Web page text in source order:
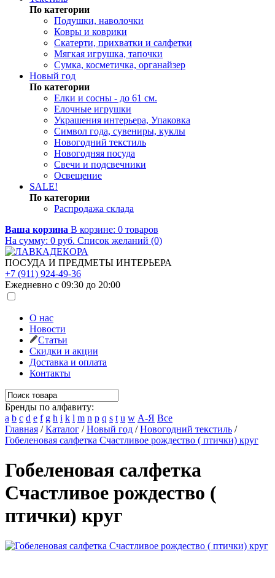
По категории
Подушки, наволочки
Ковры и коврики
Скатерти, прихватки и салфетки
Мягкая игрушка, тапочки
Сумка, косметичка, органайзер
Новый год
По категории
Елки и сосны - до 61 см.
Елочные игрушки
Украшения интерьера, Упаковка
Символ года, сувениры, куклы
Новогодний текстиль
Новогодняя посуда
Свечи и подсвечники
Освещение
SALE!
По категории
Распродажа склада
Ваша корзина В корзине: 0 товаров
На сумму: 0 руб. Список желаний (0)
ПОСУДА И ПРЕДМЕТЫ ИНТЕРЬЕРА
+7 (911) 924-49-36
Ежедневно с 09:30 до 20:00
О нас
Новости
Статьи
Скидки и акции
Доставка и оплата
Контакты
Бренды по алфавиту:
a b c d e f g h i k l m n p q s t u w А-Я Все
Главная /Каталог /Новый год /Новогодний текстиль /
Гобеленовая салфетка Счастливое рождество ( птички) круг
Гобеленовая салфетка
Счастливое рождество (
птички) круг